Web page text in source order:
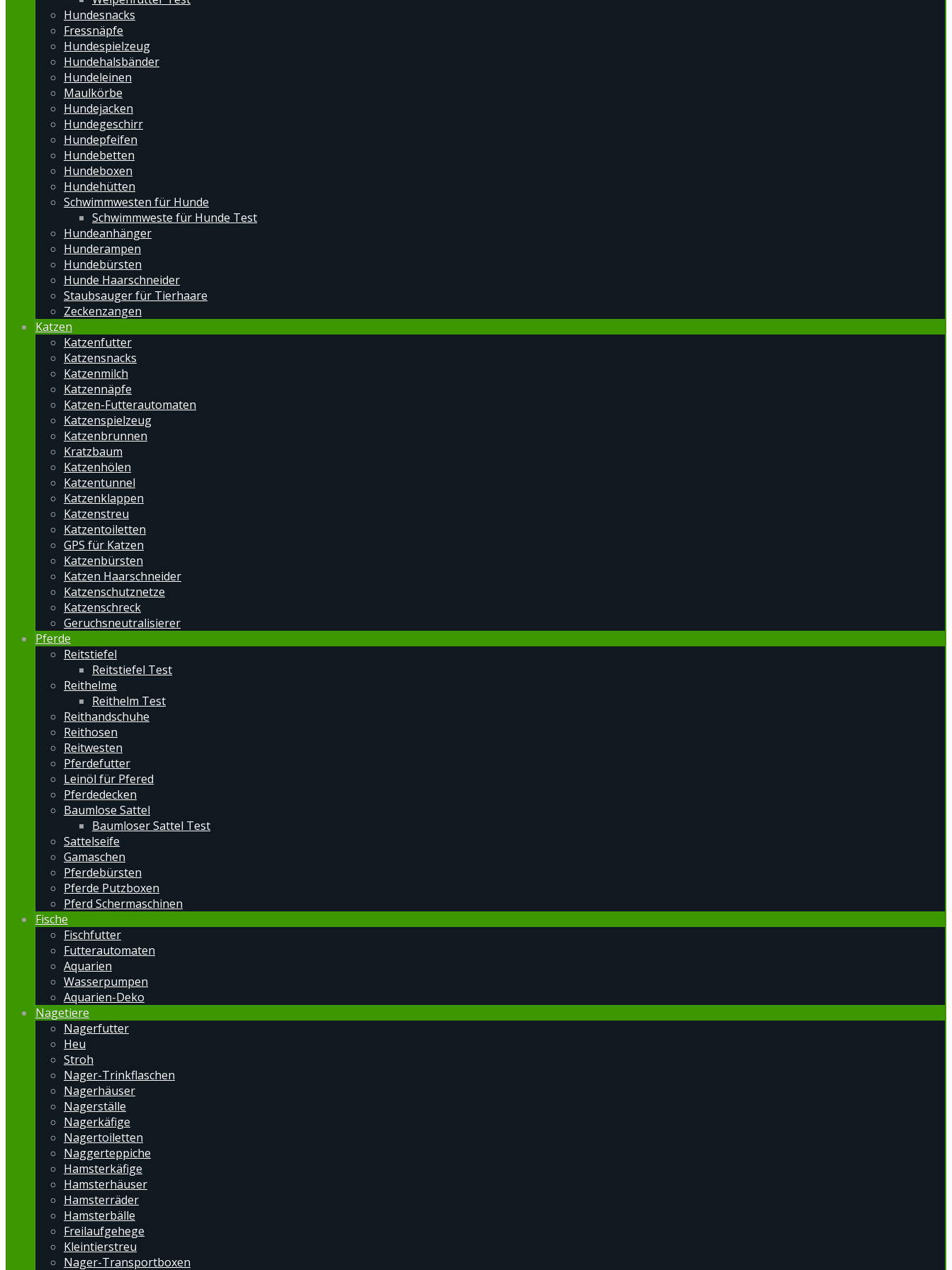
Hundesnacks
Fressnäpfe
Hundespielzeug
Hundehalsbänder
Hundeleinen
Maulkörbe
Hundejacken
Hundegeschirr
Hundepfeifen
Hundebetten
Hundeboxen
Hundehütten
Schwimmwesten für Hunde
Schwimmweste für Hunde Test
Hundeanhänger
Hunderampen
Hundebürsten
Hunde Haarschneider
Staubsauger für Tierhaare
Zeckenzangen
Katzen
Katzenfutter
Katzensnacks
Katzenmilch
Katzennäpfe
Katzen-Futterautomaten
Katzenspielzeug
Katzenbrunnen
Kratzbaum
Katzenhölen
Katzentunnel
Katzenklappen
Katzenstreu
Katzentoiletten
GPS für Katzen
Katzenbürsten
Katzen Haarschneider
Katzenschutznetze
Katzenschreck
Geruchsneutralisierer
Pferde
Reitstiefel
Reitstiefel Test
Reithelme
Reithelm Test
Reithandschuhe
Reithosen
Reitwesten
Pferdefutter
Leinöl für Pfered
Pferdedecken
Baumlose Sattel
Baumloser Sattel Test
Sattelseife
Gamaschen
Pferdebürsten
Pferde Putzboxen
Pferd Schermaschinen
Fische
Fischfutter
Futterautomaten
Aquarien
Wasserpumpen
Aquarien-Deko
Nagetiere
Nagerfutter
Heu
Stroh
Nager-Trinkflaschen
Nagerhäuser
Nagerställe
Nagerkäfige
Nagertoiletten
Naggerteppiche
Hamsterkäfige
Hamsterhäuser
Hamsterräder
Hamsterbälle
Freilaufgehege
Kleintierstreu
Nager-Transportboxen